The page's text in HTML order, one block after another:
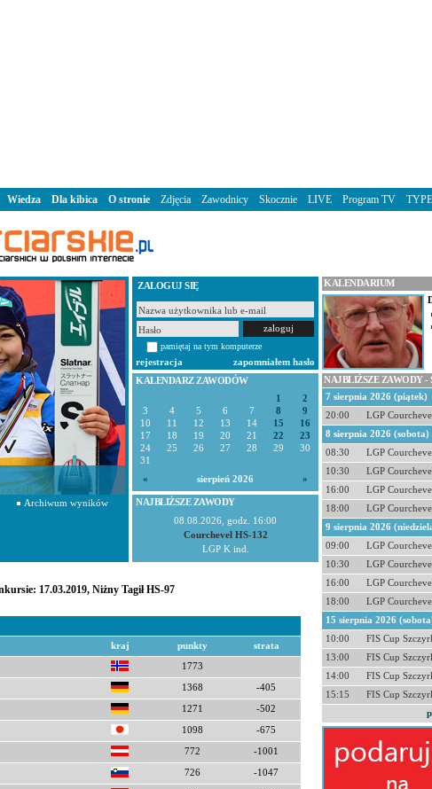
ZALOGUJ SIĘ
pamiętaj na tym komputerze
rejestracja
zapomniałem hasło
KALENDARZ ZAWODÓW
1
2
3
4 5 6 7 8
9
10
11 12 13 14 15
16
17
18 19 20 21 22
23
24
25 26 27 28 29
30
31
«
sierpień 2026 »
NAJBLIŻSZE ZAWODY
08.08.2026, godz. 16:00
Courchevel HS-132
LGP K ind.
17.03.2019, Niżny Tagił HS-97
kraj punkty strata
1773
1368 -405
1271 -502
1098 -675
772 -1001
726 -1047
Archiwum wyników
KALENDARIUM
NAJBLIŻSZE ZAWODY
7 sierpnia 2026 (piątek)
20:00
LGP
8 sierpnia 2026 (sobota)
08:30
LGP
10:30
LGP
16:00
LGP
18:00
LGP
9 sierpnia 2026
09:00
LGP
10:30
LGP
16:00
LGP
18:00
LGP
15 sierpnia 2026
10:00
FIS Cup
13:00
FIS Cup
14:00
FIS Cup
15:15
FIS Cup
Wiedza Dla kibica O stronie Zdjęcia Zawodnicy Skocznie LIVE Program TV